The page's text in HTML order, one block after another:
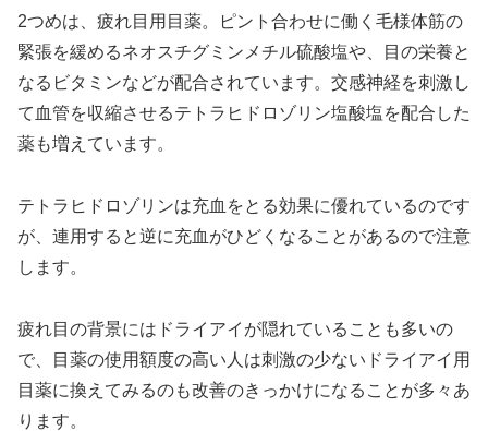
2つめは、疲れ目用目薬。ピント合わせに働く毛様体筋の
緊張を緩めるネオスチグミンメチル硫酸塩や、目の栄養と
なるビタミンなどが配合されています。交感神経を刺激し
て血管を収縮させるテトラヒドロゾリン塩酸塩を配合した
薬も増えています。
テトラヒドロゾリンは充血をとる効果に優れているのです
が、連用すると逆に充血がひどくなることがあるので注意
します。
疲れ目の背景にはドライアイが隠れていることも多いの
で、目薬の使用額度の高い人は刺激の少ないドライアイ用
目薬に換えてみるのも改善のきっかけになることが多々あ
ります。